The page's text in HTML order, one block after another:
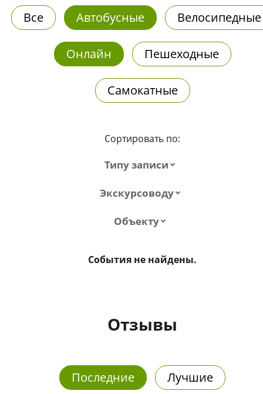
Все Автобусные Велосипедные
Онлайн Пешеходные
Самокатные
Сортировать по:
Типу записи
Экскурсоводу
Объекту
События не найдены.
Отзывы
Последние Лучшие